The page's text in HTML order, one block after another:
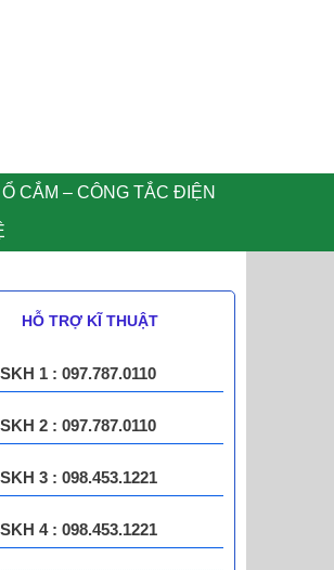
Ổ CẮM – CÔNG TẮC ĐIỆN
HỖ TRỢ KĨ THUẬT
1 : 097.787.0110
2 : 097.787.0110
3 : 098.453.1221
4 : 098.453.1221